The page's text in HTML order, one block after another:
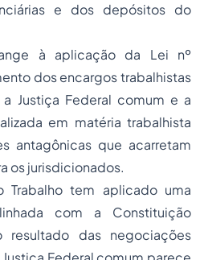
e dos depósitos do
à aplicação da Lei nº
dos encargos trabalhistas
Justiça Federal comum e a
em matéria trabalhista
antagônicas que acarretam
os jurisdicionados.
Trabalho tem aplicado uma
com a Constituição
resultado das negociações